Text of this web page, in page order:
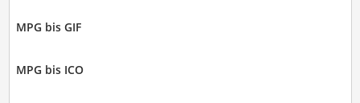
MPG bis GIF
MPG bis ICO